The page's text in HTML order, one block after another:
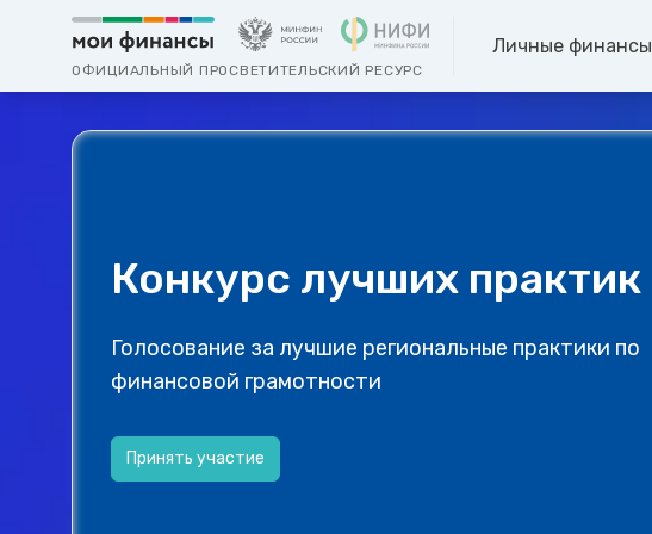
ОФИЦИАЛЬНЫЙ ПРОСВЕТИТЕЛЬСКИЙ РЕСУРС
Личные финансы
Конкурс лучших практик
Голосование за лучшие региональные практики по
финансовой грамотности
Принять участие